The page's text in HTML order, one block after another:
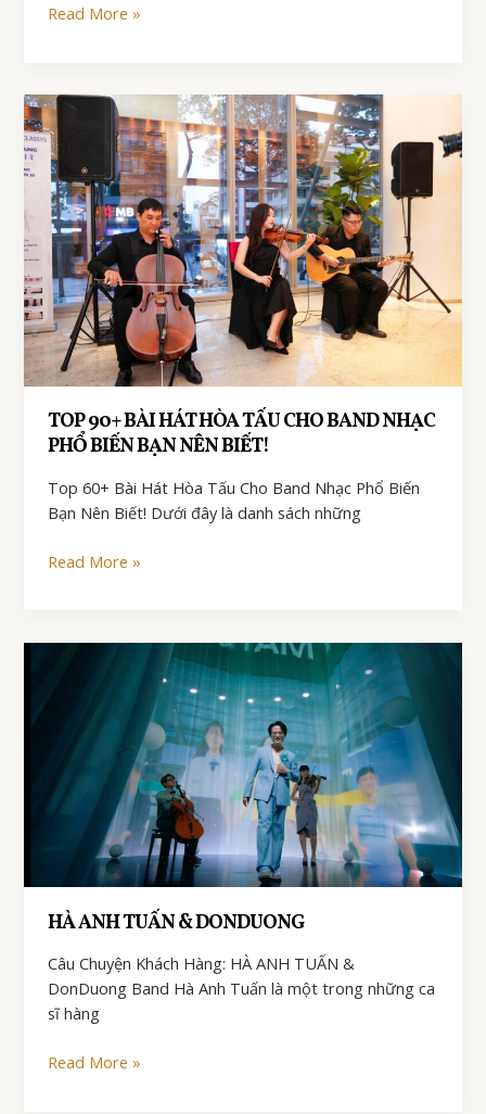
PHARMACITY
Read More »
TOP 90+ BÀI HÁT HÒA TẤU CHO BAND NHẠC
PHỔ BIẾN BẠN NÊN BIẾT!
Top 60+ Bài Hát Hòa Tấu Cho Band Nhạc Phổ Biến
Bạn Nên Biết! Dưới đây là danh sách những
Top
Tấu
Band
Nhạc
Phổ
Biết!
Read More »
HÀ ANH TUẤN & DONDUONG
Câu Chuyện Khách Hàng: HÀ ANH TUẤN &
DonDuong Band Hà Anh Tuấn là một trong những ca
sĩ hàng
HÀ
Read More »